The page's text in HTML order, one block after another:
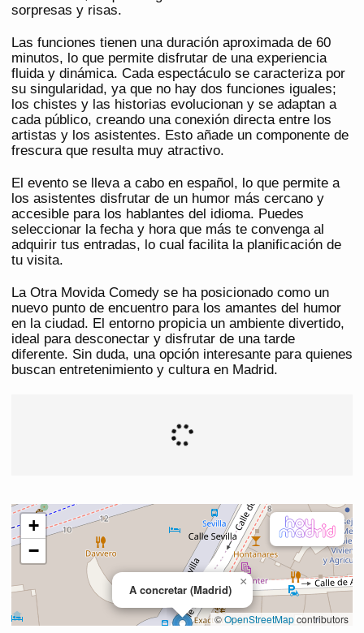
sorpresas y risas.
Las funciones tienen una duración aproximada de 60
minutos, lo que permite disfrutar de una experiencia
fluida y dinámica. Cada espectáculo se caracteriza por
su singularidad, ya que no hay dos funciones iguales;
los chistes y las historias evolucionan y se adaptan a
cada público, creando una conexión directa entre los
artistas y los asistentes. Esto añade un componente de
frescura que resulta muy atractivo.
El evento se lleva a cabo en español, lo que permite a
los asistentes disfrutar de un humor más cercano y
accesible para los hablantes del idioma. Puedes
seleccionar la fecha y hora que más te convenga al
adquirir tus entradas, lo cual facilita la planificación de
tu visita.
La Otra Movida Comedy se ha posicionado como un
nuevo punto de encuentro para los amantes del humor
en la ciudad. El entorno propicia un ambiente divertido,
ideal para desconectar y disfrutar de una tarde
diferente. Sin duda, una opción interesante para quienes
buscan entretenimiento y cultura en Madrid.